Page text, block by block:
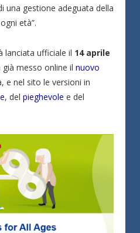
una gestione adeguata della
età”.
lanciata ufficiale il 14 aprile
messo online il nuovo
e nel sito le versioni in
, del pieghevole e del